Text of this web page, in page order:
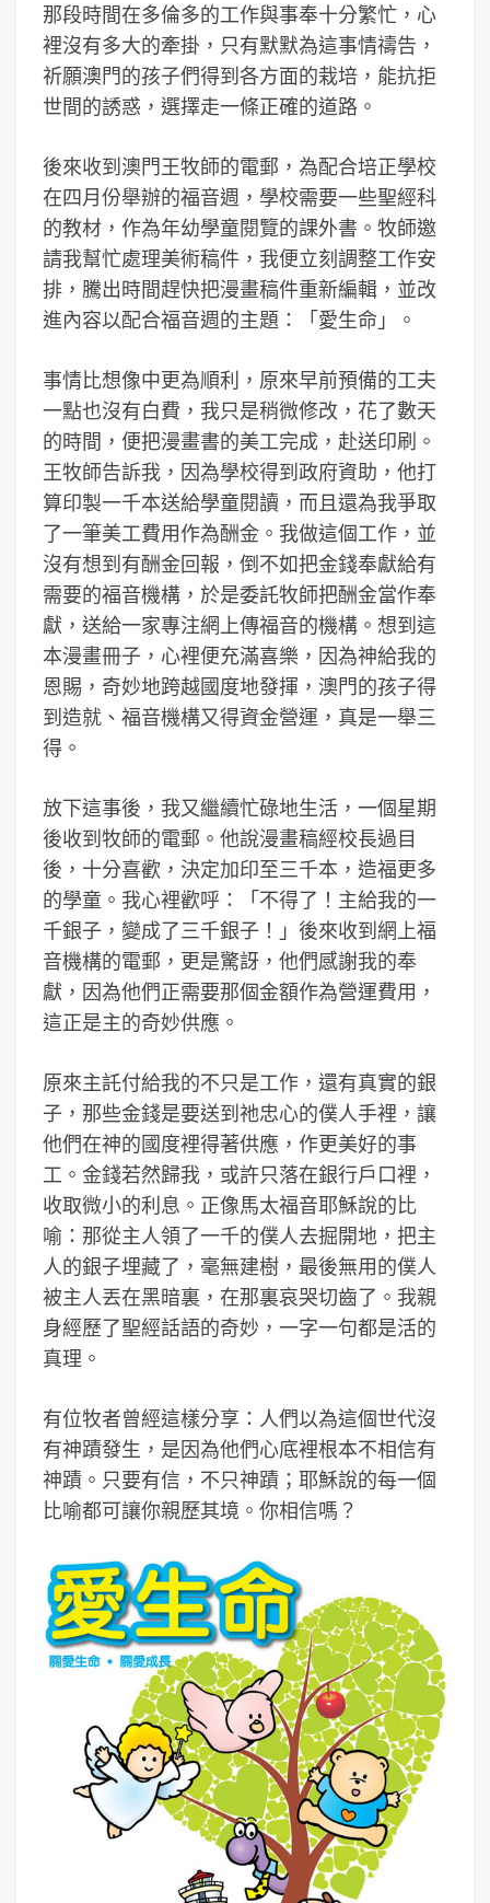
那段時間在多倫多的工作與事奉十分繁忙，心
裡沒有多大的牽掛，只有默默為這事情禱告，
祈願澳門的孩子們得到各方面的栽培，能抗拒
世間的誘惑，選擇走一條正確的道路。
後來收到澳門王牧師的電郵，為配合培正學校
在四月份舉辦的福音週，學校需要一些聖經科
的教材，作為年幼學童閱覽的課外書。牧師邀
請我幫忙處理美術稿件，我便立刻調整工作安
排，騰出時間趕快把漫畫稿件重新編輯，並改
進內容以配合福音週的主題：「愛生命」。
事情比想像中更為順利，原來早前預備的工夫
一點也沒有白費，我只是稍微修改，花了數天
的時間，便把漫畫書的美工完成，赴送印刷。
王牧師告訴我，因為學校得到政府資助，他打
算印製一千本送給學童閱讀，而且還為我爭取
了一筆美工費用作為酬金。我做這個工作，並
沒有想到有酬金回報，倒不如把金錢奉獻給有
需要的福音機構，於是委託牧師把酬金當作奉
獻，送給一家專注網上傳福音的機構。想到這
本漫畫冊子，心裡便充滿喜樂，因為神給我的
恩賜，奇妙地跨越國度地發揮，澳門的孩子得
到造就、福音機構又得資金營運，真是一舉三
得。
放下這事後，我又繼續忙碌地生活，一個星期
後收到牧師的電郵。他說漫畫稿經校長過目
後，十分喜歡，決定加印至三千本，造福更多
的學童。我心裡歡呼：「不得了！主給我的一
千銀子，變成了三千銀子！」後來收到網上福
音機構的電郵，更是驚訝，他們感謝我的奉
獻，因為他們正需要那個金額作為營運費用，
這正是主的奇妙供應。
原來主託付給我的不只是工作，還有真實的銀
子，那些金錢是要送到祂忠心的僕人手裡，讓
他們在神的國度裡得著供應，作更美好的事
工。金錢若然歸我，或許只落在銀行戶口裡，
收取微小的利息。正像馬太福音耶穌說的比
喻：那從主人領了一千的僕人去掘開地，把主
人的銀子埋藏了，毫無建樹，最後無用的僕人
被主人丟在黑暗裏，在那裏哀哭切齒了。我親
身經歷了聖經話語的奇妙，一字一句都是活的
真理。
有位牧者曾經這樣分享：人們以為這個世代沒
有神蹟發生，是因為他們心底裡根本不相信有
神蹟。只要有信，不只神蹟；耶穌說的每一個
比喻都可讓你親歷其境。你相信嗎？